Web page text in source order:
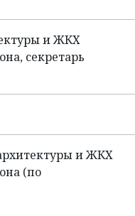
и ЖКХ
секретарь
и ЖКХ
(по